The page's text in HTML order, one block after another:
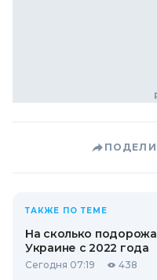
ТАКЖЕ ПО ТЕМЕ
На сколько
Украине с 2022 года
Сегодня 07:19 438